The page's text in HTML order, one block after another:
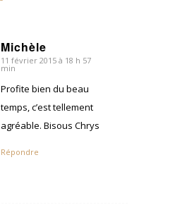
Michèle
dit
11 février 2015 à 18 h 57
min
Profite bien du beau
temps, c’est tellement
agréable. Bisous Chrys
Répondre